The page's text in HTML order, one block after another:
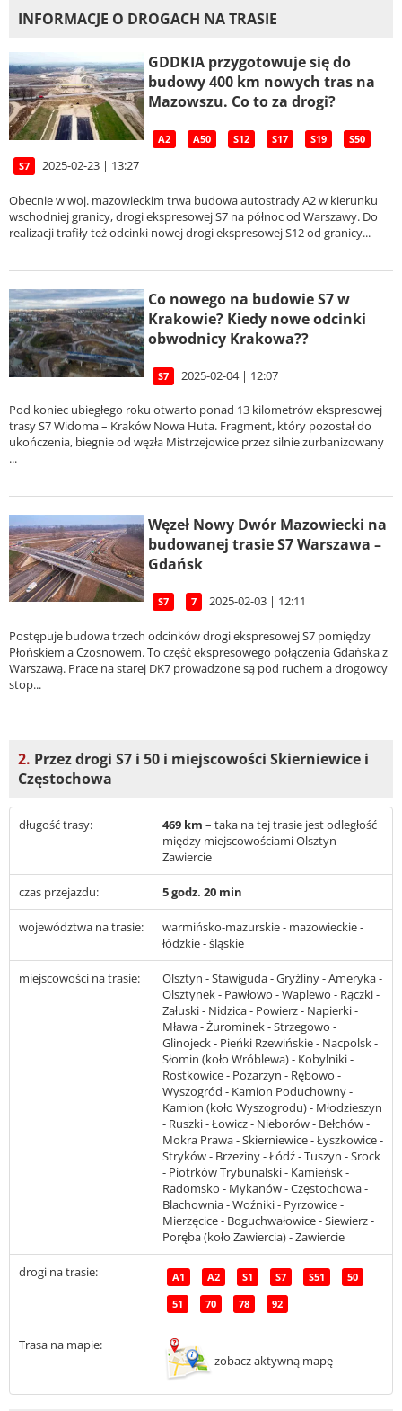
INFORMACJE O DROGACH NA TRASIE
GDDKIA przygotowuje się do
budowy 400 km nowych tras na
Mazowszu. Co to za drogi?
A2 A50 S12 S17 S19 S50
S7 2025-02-23 | 13:27
Obecnie w woj. mazowieckim trwa budowa autostrady A2 w kierunku
wschodniej granicy, drogi ekspresowej S7 na północ od Warszawy. Do
realizacji trafiły też odcinki nowej drogi ekspresowej S12 od granicy...
Co nowego na budowie S7 w
Krakowie? Kiedy nowe odcinki
obwodnicy Krakowa??
S7 2025-02-04 | 12:07
Pod koniec ubiegłego roku otwarto ponad 13 kilometrów ekspresowej
trasy S7 Widoma – Kraków Nowa Huta. Fragment, który pozostał do
ukończenia, biegnie od węzła Mistrzejowice przez silnie zurbanizowany
...
Węzeł Nowy Dwór Mazowiecki na
budowanej trasie S7 Warszawa –
Gdańsk
S7 7 2025-02-03 | 12:11
Postępuje budowa trzech odcinków drogi ekspresowej S7 pomiędzy
Płońskiem a Czosnowem. To część ekspresowego połączenia Gdańska z
Warszawą. Prace na starej DK7 prowadzone są pod ruchem a drogowcy
stop...
2. Przez drogi S7 i 50 i miejscowości Skierniewice i
Częstochowa
długość trasy: 469 km – taka na tej trasie jest odległość
między miejscowościami Olsztyn -
Zawiercie
czas przejazdu: 5 godz. 20 min
województwa na trasie:
warmińsko-mazurskie - mazowieckie -
łódzkie - śląskie
miejscowości na trasie:
Olsztyn - Stawiguda - Gryźliny - Ameryka -
Olsztynek - Pawłowo - Waplewo - Rączki -
Załuski - Nidzica - Powierz - Napierki -
Mława - Żurominek - Strzegowo -
Glinojeck - Pieńki Rzewińskie - Nacpolsk -
Słomin (koło Wróblewa) - Kobylniki -
Rostkowice - Pozarzyn - Rębowo -
Wyszogród - Kamion Poduchowny -
Kamion (koło Wyszogrodu) - Młodzieszyn
- Ruszki - Łowicz - Nieborów - Bełchów -
Mokra Prawa - Skierniewice - Łyszkowice -
Stryków - Brzeziny - Łódź - Tuszyn - Srock
- Piotrków Trybunalski - Kamieńsk -
Radomsko - Mykanów - Częstochowa -
Blachownia - Woźniki - Pyrzowice -
Mierzęcice - Boguchwałowice - Siewierz -
Poręba (koło Zawiercia) - Zawiercie
drogi na trasie: A1 A2 S1 S7 S51 50
51 70 78 92
Trasa na mapie:
zobacz aktywną mapę